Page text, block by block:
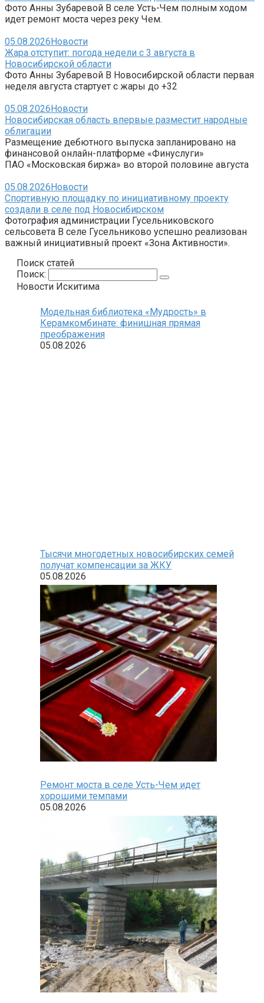
Фото Анны Зубаревой В селе Усть-Чем полным ходом
идет ремонт моста через реку Чем.
05.08.2026Новости
Жара отступит: погода недели с 3 августа в
Новосибирской области
Фото Анны Зубаревой В Новосибирской области первая
неделя августа стартует с жары до +32
05.08.2026Новости
Новосибирская область впервые разместит народные
облигации
Размещение дебютного выпуска запланировано на
финансовой онлайн-платформе «Финуслуги»
ПАО «Московская биржа» во второй половине августа
05.08.2026Новости
Спортивную площадку по инициативному проекту
создали в селе под Новосибирском
Фотография администрации Гусельниковского
сельсовета В селе Гусельниково успешно реализован
важный инициативный проект «Зона Активности».
Поиск статей
Поиск:
Новости Искитима
Модельная библиотека «Мудрость» в
Керамкомбинате: финишная прямая
преображения
05.08.2026
Тысячи многодетных новосибирских семей
получат компенсации за ЖКУ
05.08.2026
Ремонт моста в селе Усть-Чем идет
хорошими темпами
05.08.2026